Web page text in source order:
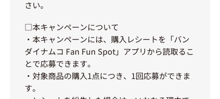
さい。
□本キャンペーンについて
・本キャンペーンには、購入レシートを「バン
ダイナムコ Fan Fun Spot」アプリから読取るこ
とで応募できます。
・対象商品の購入1点につき、1回応募ができま
す。